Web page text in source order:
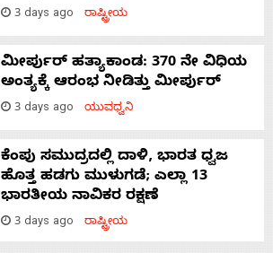
3 days ago ರಾಷ್ಟ್ರೀಯ
ಮೀರ್ಪುರ್ ಹತ್ಯಾಕಾಂಡ: 370 ನೇ ವಿಧಿಯ
ಅಂತ್ಯಕ್ಕೆ ಆರಂಭ ನೀಡಿತ್ತು ಮೀರ್ಪುರ್
3 days ago ಯುವಧ್ವನಿ
ಕೆಂಪು ಸಮುದ್ರದಲ್ಲಿ ದಾಳಿ, ಭಾರತ ಧ್ವಜ
ಹೊತ್ತ ಹಡಗು ಮುಳುಗಡೆ; ಎಲ್ಲಾ 13
ಭಾರತೀಯ ನಾವಿಕರ ರಕ್ಷಣೆ
3 days ago ರಾಷ್ಟ್ರೀಯ